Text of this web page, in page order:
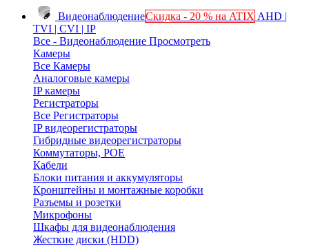
ВидеонаблюдениеСкидка - 20 % на ATIX AHD |
TVI | CVI | IP
Все - Видеонаблюдение Просмотреть
Камеры
Все Камеры
Аналоговые камеры
IP камеры
Регистраторы
Все Регистраторы
IP видеорегистраторы
Гибридные видеорегистраторы
Коммутаторы, POE
Кабели
Блоки питания и аккумуляторы
Кронштейны и монтажные коробки
Разъемы и розетки
Микрофоны
Шкафы для видеонаблюдения
Жесткие диски (HDD)